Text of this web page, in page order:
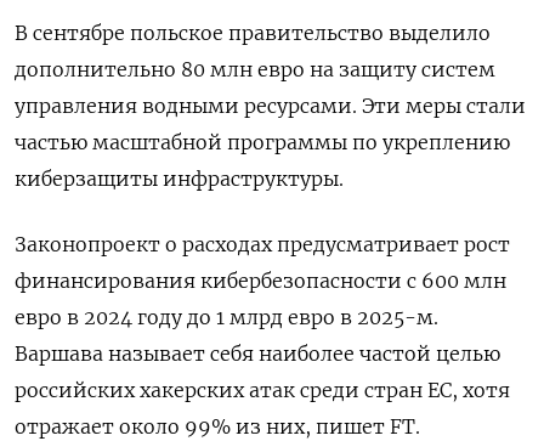
В сентябре польское правительство выделило
дополнительно 80 млн евро на защиту систем
управления водными ресурсами. Эти меры стали
частью масштабной программы по укреплению
киберзащиты инфраструктуры.
Законопроект о расходах предусматривает рост
финансирования кибербезопасности с 600 млн
евро в 2024 году до 1 млрд евро в 2025-м.
Варшава называет себя наиболее частой целью
российских хакерских атак среди стран ЕС, хотя
отражает около 99% из них, пишет FT.